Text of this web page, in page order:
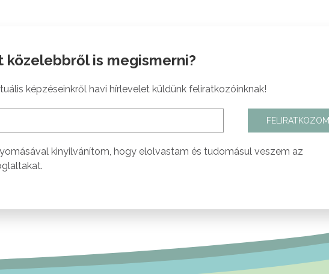
közelebbről is megismerni?
képzéseinkről havi hírlevelet küldünk feliratkozóinknak!
FELIRATKOZOM
kinyilvánítom, hogy elolvastam és tudomásul veszem az